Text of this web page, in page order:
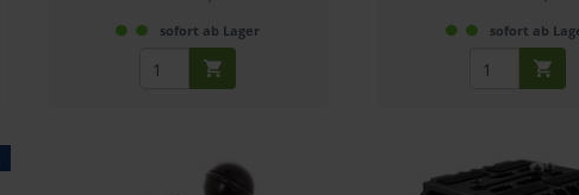
sofort ab Lager
sofort ab